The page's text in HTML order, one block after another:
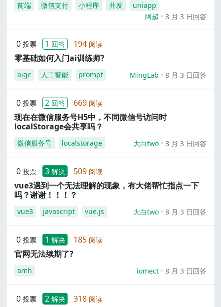
前端 微信支付 小程序 并发
uniapp
阿超
8 月 3 日回答
0 投票 1 回答 194 阅读
零基础如何入门ai训练师?
aigc 人工智能 prompt MingLab 8 月 3 日回答
0 投票 2 回答 669 阅读
现在在微信服务号H5中，不同微信号访问时
localStorage会共享吗？
微信服务号 localstorage 大白two 8 月 3 日回答
0 投票 3 解决 509 阅读
vue3遇到一个无法理解的现象，有大佬帮忙指点一下
吗？谢谢！！！？
vue3 javascript vue.js 大白two 8 月 3 日回答
0 投票 1 解决 185 阅读
官网无法续期了?
amh iomect 8 月 3 日回答
0 投票 2 解决 318 阅读